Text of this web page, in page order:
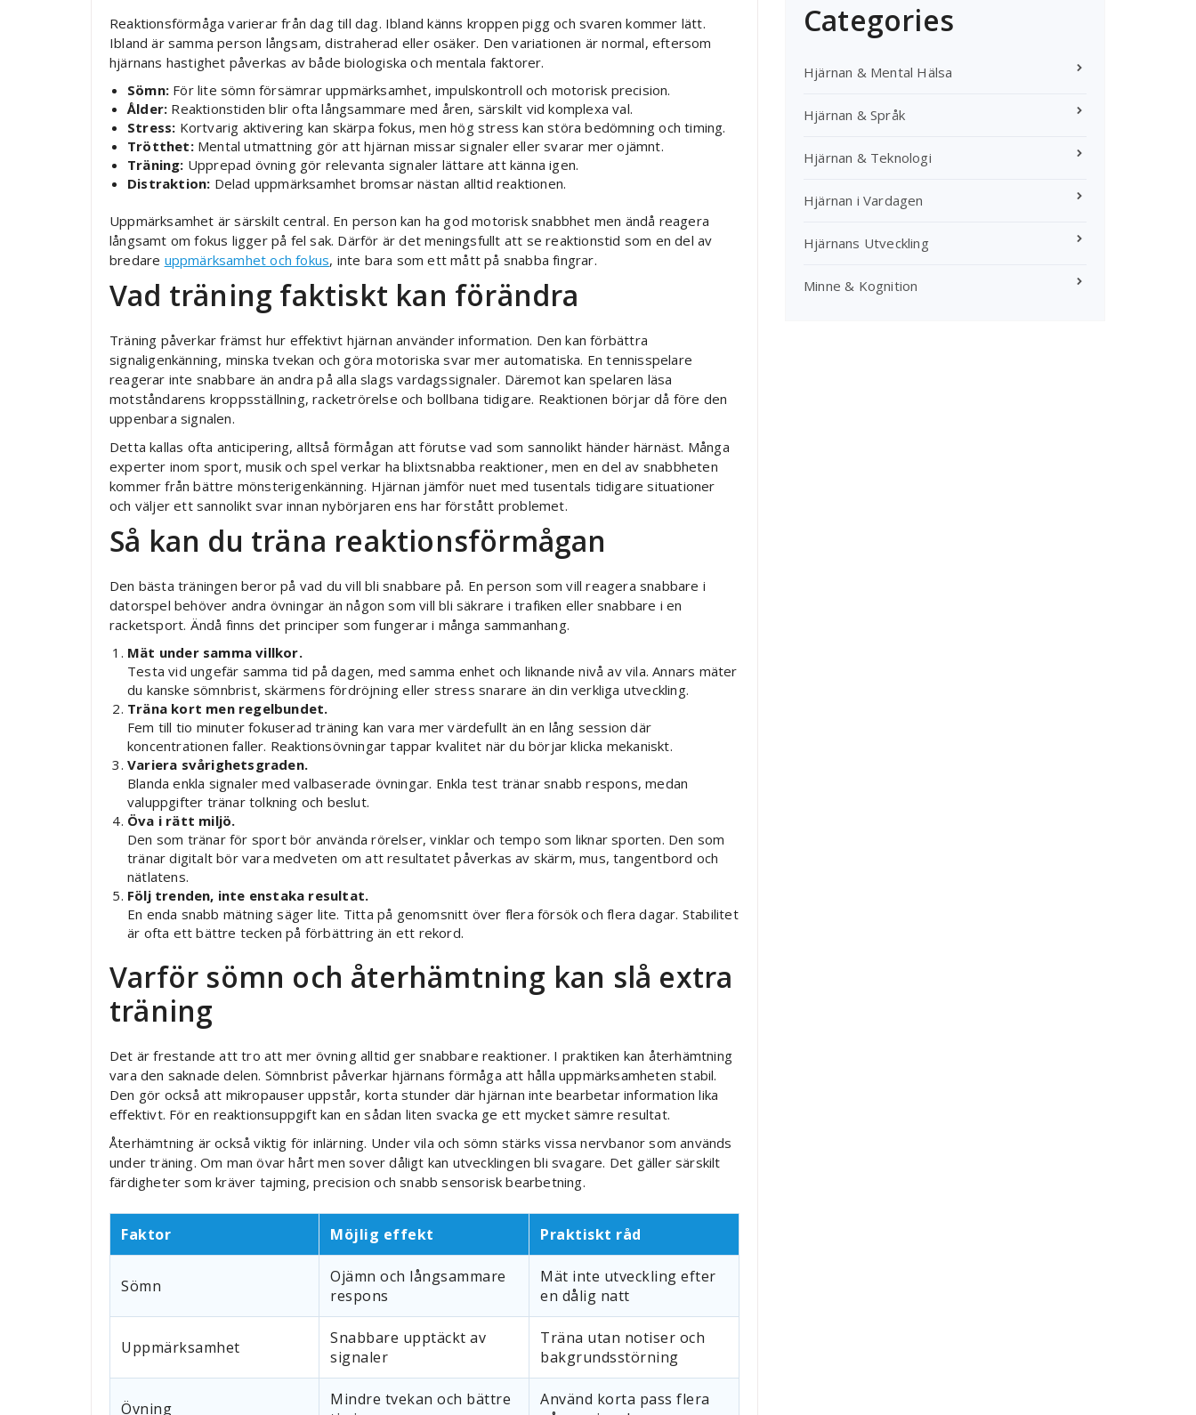
Reaktionsförmåga varierar från dag till dag. Ibland känns kroppen pigg och svaren kommer lätt.
Ibland är samma person långsam, distraherad eller osäker. Den variationen är normal, eftersom
hjärnans hastighet påverkas av både biologiska och mentala faktorer.
Sömn: För lite sömn försämrar uppmärksamhet, impulskontroll och motorisk precision.
Ålder: Reaktionstiden blir ofta långsammare med åren, särskilt vid komplexa val.
Stress: Kortvarig aktivering kan skärpa fokus, men hög stress kan störa bedömning och timing.
Trötthet:Mental utmattning gör att hjärnan missar signaler eller svarar mer ojämnt.
Träning: Upprepad övning gör relevanta signaler lättare att känna igen.
Distraktion: Delad uppmärksamhet bromsar nästan alltid reaktionen.
Uppmärksamhet är särskilt central. En person kan ha god motorisk snabbhet men ändå reagera
långsamt om fokus ligger på fel sak. Därför är det meningsfullt att se reaktionstid som en del av
bredare uppmärksamhet och fokus, inte bara som ett mått på snabba fingrar.
Vad träning faktiskt kan förändra
Träning påverkar främst hur effektivt hjärnan använder information. Den kan förbättra
signaligenkänning, minska tvekan och göra motoriska svar mer automatiska. En tennisspelare
reagerar inte snabbare än andra på alla slags vardagssignaler. Däremot kan spelaren läsa
motståndarens kroppsställning, racketrörelse och bollbana tidigare. Reaktionen börjar då före den
uppenbara signalen.
Detta kallas ofta anticipering, alltså förmågan att förutse vad som sannolikt händer härnäst. Många
experter inom sport, musik och spel verkar ha blixtsnabba reaktioner, men en del av snabbheten
kommer från bättre mönsterigenkänning. Hjärnan jämför nuet med tusentals tidigare situationer
och väljer ett sannolikt svar innan nybörjaren ens har förstått problemet.
Så kan du träna reaktionsförmågan
Den bästa träningen beror på vad du vill bli snabbare på. En person som vill reagera snabbare i
datorspel behöver andra övningar än någon som vill bli säkrare i trafiken eller snabbare i en
racketsport. Ändå finns det principer som fungerar i många sammanhang.
Mät under samma villkor.
Testa vid ungefär samma tid på dagen, med samma enhet och liknande nivå av vila. Annars mäter
du kanske sömnbrist, skärmens fördröjning eller stress snarare än din verkliga utveckling.
Träna kort men regelbundet.
Fem till tio minuter fokuserad träning kan vara mer värdefullt än en lång session där
koncentrationen faller. Reaktionsövningar tappar kvalitet när du börjar klicka mekaniskt.
Variera svårighetsgraden.
Blanda enkla signaler med valbaserade övningar. Enkla test tränar snabb respons, medan
valuppgifter tränar tolkning och beslut.
Öva i rätt miljö.
Den som tränar för sport bör använda rörelser, vinklar och tempo som liknar sporten. Den som
tränar digitalt bör vara medveten om att resultatet påverkas av skärm, mus, tangentbord och
nätlatens.
Följ trenden, inte enstaka resultat.
En enda snabb mätning säger lite. Titta på genomsnitt över flera försök och flera dagar. Stabilitet
är ofta ett bättre tecken på förbättring än ett rekord.
Varför sömn och återhämtning kan slå extra
träning
Det är frestande att tro att mer övning alltid ger snabbare reaktioner. I praktiken kan återhämtning
vara den saknade delen. Sömnbrist påverkar hjärnans förmåga att hålla uppmärksamheten stabil.
Den gör också att mikropauser uppstår, korta stunder där hjärnan inte bearbetar information lika
effektivt. För en reaktionsuppgift kan en sådan liten svacka ge ett mycket sämre resultat.
Återhämtning är också viktig för inlärning. Under vila och sömn stärks vissa nervbanor som används
under träning. Om man övar hårt men sover dåligt kan utvecklingen bli svagare. Det gäller särskilt
färdigheter som kräver tajming, precision och snabb sensorisk bearbetning.
Faktor Möjlig effekt Praktiskt råd
Sömn
Ojämn och långsammare
respons
Mät inte utveckling efter
en dålig natt
Uppmärksamhet
Snabbare upptäckt av
signaler
Träna utan notiser och
bakgrundsstörning
Övning
Mindre tvekan och bättre
Använd korta pass flera
Categories
Hjärnan & Mental Hälsa
Hjärnan & Språk
Hjärnan & Teknologi
Hjärnan i Vardagen
Hjärnans Utveckling
Minne & Kognition